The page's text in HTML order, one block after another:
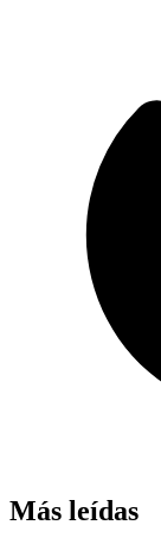
Más leídas